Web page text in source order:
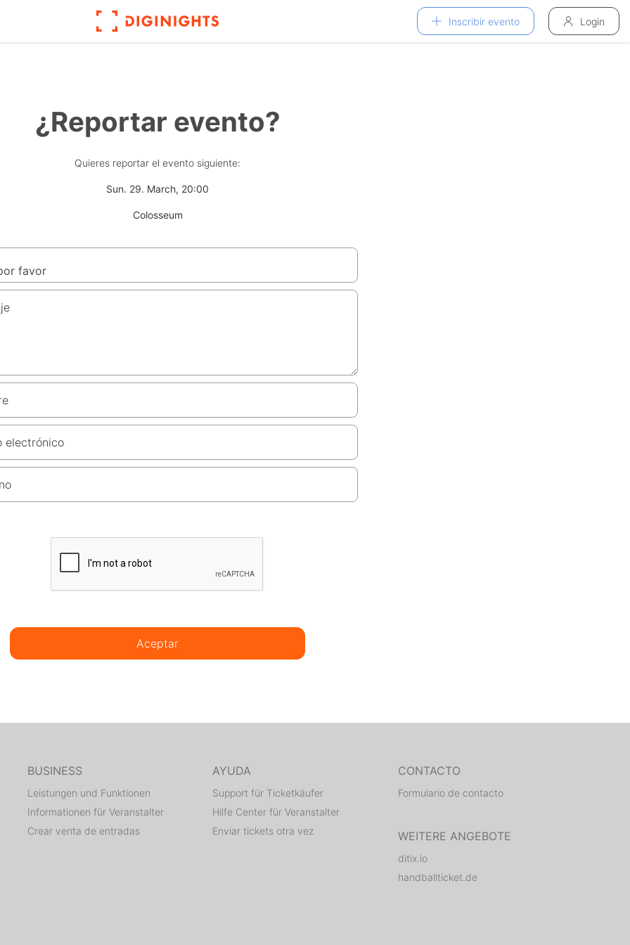
Inscribir evento Login
¿Reportar evento?
Quieres reportar el evento siguiente:
Sun. 29. March, 20:00
Colosseum
electrónico
Aceptar
BUSINESS
Leistungen und Funktionen
Informationen für Veranstalter
Crear venta de entradas
AYUDA
Support für Ticketkäufer
Hilfe Center für Veranstalter
Enviar tickets otra vez
CONTACTO
Formulario de contacto
WEITERE ANGEBOTE
ditix.io
handballticket.de